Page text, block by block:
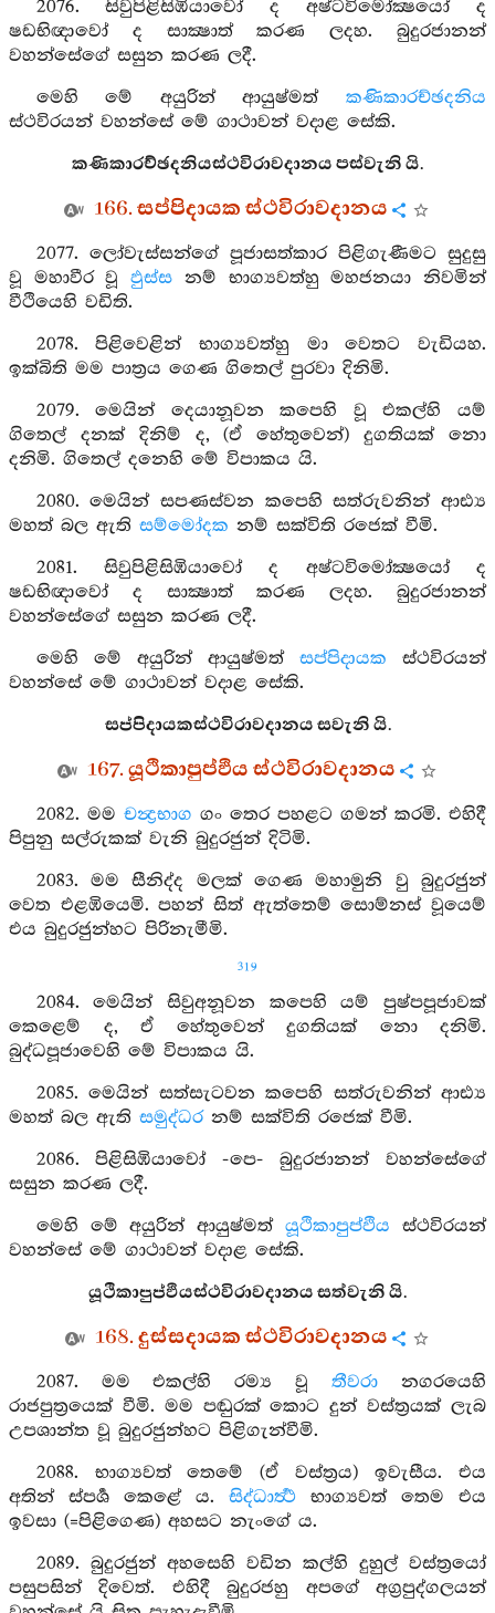
2076. සිවුපිළිසිඹියාවෝ ද අෂ්ටවිමෝක්‍ෂයෝ ද
ෂඩභිඥාවෝ ද සාක්‍ෂාත් කරණ ලදහ. බුදුරජානන්
වහන්සේගේ සසුන කරණ ලදී.
මෙහි මේ අයුරින් ආයුෂ්මත් කණිකාරච්ඡදනිය
ස්ථවිරයන් වහන්සේ මේ ගාථාවන් වදාළ සේකි.
කණිකාරච්ඡදනියස්ථවිරාවදානය පස්වැනි යි.
166. සප්පිදායක ස්ථවිරාවදානය
2077. ලෝවැස්සන්ගේ පූජාසත්කාර පිළිගැණීමට සුදුසු
වූ මහාවීර වූඵුස්ස නම් භාග්‍යවත්හු මහජනයා නිවමින්
වීථියෙහි වඩිති.
2078. පිළිවෙළින් භාග්‍යවත්හු මා වෙතට වැඩියහ.
ඉක්බිති මම පාත්‍රය ගෙණ ගිතෙල් පුරවා දිනිමි.
2079. මෙයින් දෙයානූවන කපෙහි වූ එකල්හි යම්
ගිතෙල් දනක් දිනිම් ද, (ඒ හේතුවෙන්) දුගතියක් නො
දනිමි. ගිතෙල් දනෙහි මේ විපාකය යි.
2080. මෙයින් සපණස්වන කපෙහි සත්රුවනින් ආඪ්‍ය
මහත් බල ඇති සම්මෝදක නම් සක්විති රජෙක් වීමි.
2081. සිවුපිළිසිඹියාවෝ ද අෂ්ටවිමෝක්‍ෂයෝ ද
ෂඩභිඥාවෝ ද සාක්‍ෂාත් කරණ ලදහ. බුදුරජානන්
වහන්සේගේ සසුන කරණ ලදී.
මෙහි මේ අයුරින් ආයුෂ්මත් සප්පිදායක ස්ථවිරයන්
වහන්සේ මේ ගාථාවන් වදාළ සේකි.
සප්පිදායකස්ථවිරාවදානය සවැනි යි.
167. යූථිකාපුප්ඵිය ස්ථවිරාවදානය
2082. මම චන්‍ද්‍රභාග ගං තෙර පහළට ගමන් කරමි. එහිදී
පිපුනු සල්රුකක් වැනි බුදුරජුන් දිටිමි.
2083. මම සීනිද්ද මලක් ගෙණ මහාමුනි වු බුදුරජුන්
වෙත එළඹියෙමි. පහන් සිත් ඇත්තෙම් සොම්නස් වූයෙම්
එය බුදුරජුන්හට පිරිනැමීමි.
319
2084. මෙයින් සිවුඅනූවන කපෙහි යම් පුෂ්පපූජාවක්
කෙළෙම් ද, ඒ හේතුවෙන් දුගතියක් නො දනිමි.
බුද්ධපූජාවෙහි මේ විපාකය යි.
2085. මෙයින් සත්සැටවන කපෙහි සත්රුවනින් ආඪ්‍ය
මහත් බල ඇති සමුද්ධරනම් සක්විති රජෙක් වීමි.
2086. පිළිසිඹියාවෝ -පෙ- බුදුරජානන් වහන්සේගේ
සසුන කරණ ලදී.
මෙහි මේ අයුරින් ආයුෂ්මත්යූථිකාපුප්ඵිය ස්ථවිරයන්
වහන්සේ මේ ගාථාවන් වදාළ සේකි.
යූථිකාපුප්ඵියස්ථවිරාවදානය සත්වැනි යි.
168. දුස්සදායක ස්ථවිරාවදානය
2087. මම එකල්හි රම්‍ය වූතීවරා නගරයෙහි
රාජපුත්‍රයෙක් වීමි. මම පඬුරක් කොට දුන් වස්ත්‍රයක් ලැබ
උපශාන්ත වූ බුදුරජුන්හට පිළිගැන්වීමි.
2088. භාග්‍යවත් තෙමේ (ඒ වස්ත්‍රය) ඉවැසීය. එය
අතින් ස්පර්‍ශ කෙළේ ය. සිද්ධාර්‍ත්‍ථ භාග්‍යවත් තෙම එය
ඉවසා (=පිළිගෙණ) අහසට නැංගේ ය.
2089. බුදුරජුන් අහසෙහි වඩින කල්හි දුහුල් වස්ත්‍රයෝ
පසුපසින් දිවෙත්. එහිදී බුදුරජහු අපගේ අග්‍රපුද්ගලයන්